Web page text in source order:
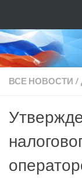
ВСЕ НОВОСТИ/